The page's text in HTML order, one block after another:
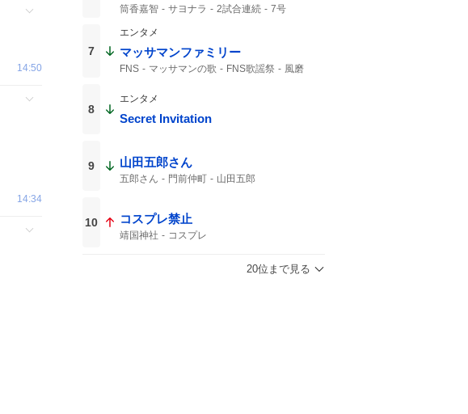
14:50
14:34
筒香嘉智 サヨナラ 2試合連続
7号
7
エンタメ
マッサマンファミリー
FNS マッサマンの歌 FNS歌謡祭
風磨
8
エンタメ
Secret Invitation
9 山田五郎さん
五郎さん 門前仲町 山田五郎
10 コスプレ禁止
靖国神社 コスプレ
20位まで見る